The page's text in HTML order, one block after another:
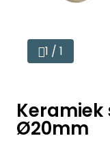
1 / 1
Ø20mm